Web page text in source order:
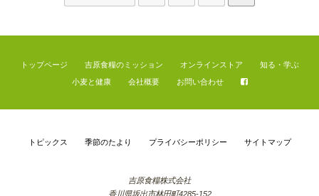
トップページ 吉原食糧のミッション オンラインストア
知る・学ぶ
小麦と健康
会社概要 お問い合わせ
トピックス 季節のたより プライバシーポリシー サイトマップ
吉原食糧株式会社
香川県坂出市林田町4285-152